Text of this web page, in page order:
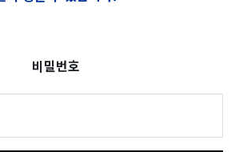
비밀번호